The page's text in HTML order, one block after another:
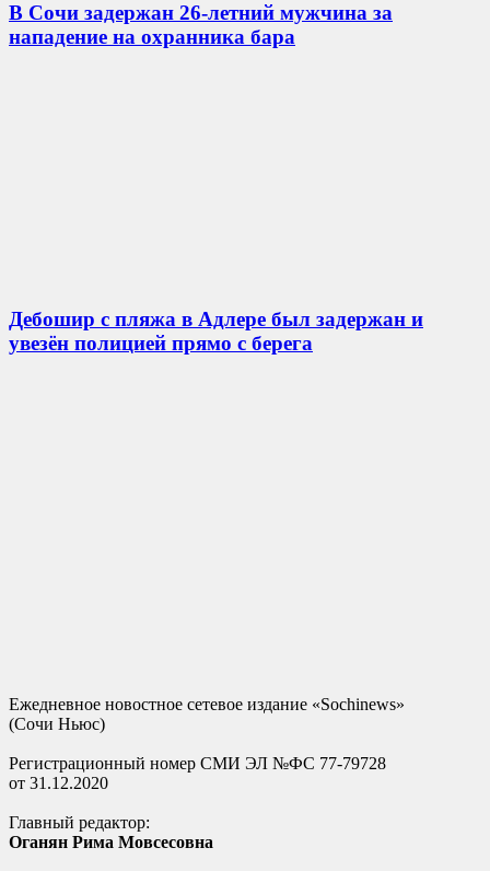
В Сочи задержан 26-летний мужчина за
нападение на охранника бара
Дебошир с пляжа в Адлере был задержан и
увезён полицией прямо с берега
Ежедневное новостное сетевое издание «Sochinews»
(Сочи Ньюс)
Регистрационный номер СМИ ЭЛ №ФС 77-79728
от 31.12.2020
Главный редактор:
Оганян Рима Мовсесовна